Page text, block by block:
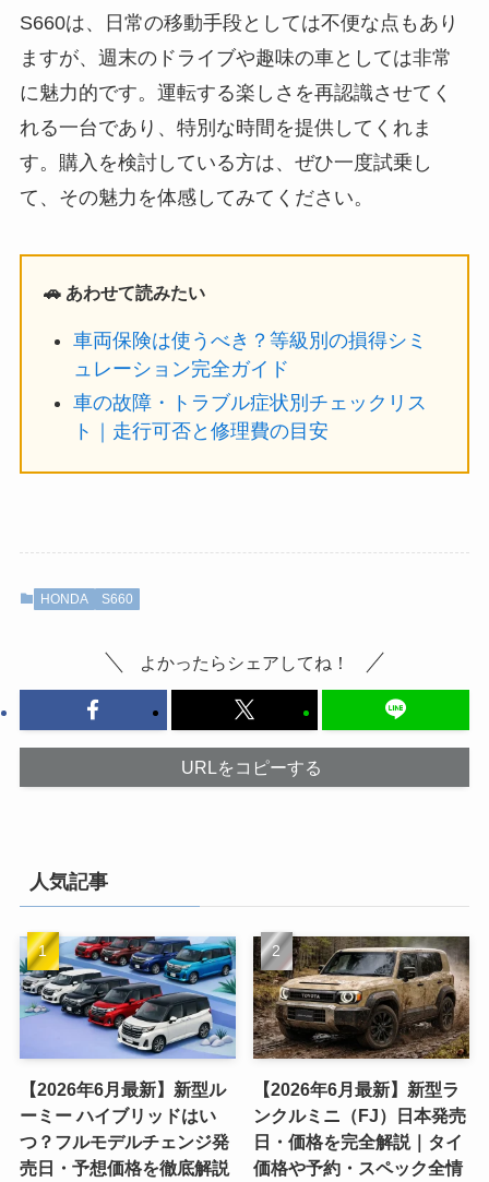
S660は、日常の移動手段としては不便な点もあり
ますが、週末のドライブや趣味の車としては非常
に魅力的です。運転する楽しさを再認識させてく
れる一台であり、特別な時間を提供してくれま
す。購入を検討している方は、ぜひ一度試乗し
て、その魅力を体感してみてください。
🚗 あわせて読みたい
車両保険は使うべき？等級別の損得シミ
ュレーション完全ガイド
車の故障・トラブル症状別チェックリス
ト｜走行可否と修理費の目安
HONDA S660
よかったらシェアしてね！
URLをコピーする
人気記事
【2026年6月最新】新型ル
ーミー ハイブリッドはい
つ？フルモデルチェンジ発
売日・予想価格を徹底解説
【2026年6月最新】新型ラ
ンクルミニ（FJ）日本発売
日・価格を完全解説｜タイ
価格や予約・スペック全情